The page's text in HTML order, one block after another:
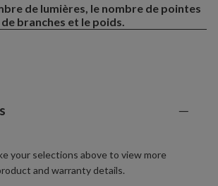
de lumières, le nombre de pointes
de branches et le poids.
your selections above to view more
and warranty details.